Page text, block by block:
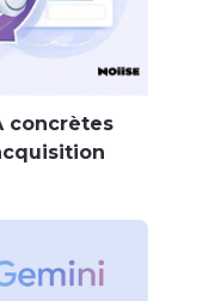
concrètes